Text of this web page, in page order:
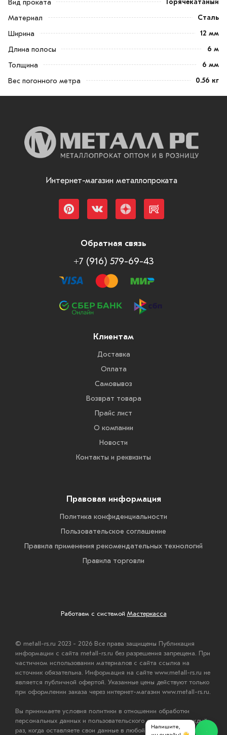
Вид проката
Горячекатаный
Материал
Сталь
Ширина
12 мм
Длина полосы
6 м
Толщина
6 мм
Вес погонного метра
0.56 кг
Интернет-магазин металлопроката
Обратная связь
+7 (916) 579-69-43
Клиентам
Доставка
Оплата
Самовывоз
Возврат товара
Прайс лист
О компании
Новости
Контакты и реквизиты
Правовая информация
Политика конфиденциальности
Пользовательское соглашение
Правила применения рекомендательных технологий
Правила торговли
Работаем с системой Мастеркасса
© metall-rs.ru 2023 - 2026 Все права защищены Публикация
информации с сайта metall-rs.ru без разрешения запрещена. При
частичном использовании материалов с сайта ссылка на
источник обязательна. Информация на сайте www.metall-rs.ru не
является публичной офертой. Указанные цены действуют только
при оформлении заказа через интернет-магазин www.metall-rs.ru.
Вы принимаете условия политики в отношении обработки
персональных данных и пользовательского соглашения каждый
раз, когда оставляете свои данные в любой форме обратной
Напишите,